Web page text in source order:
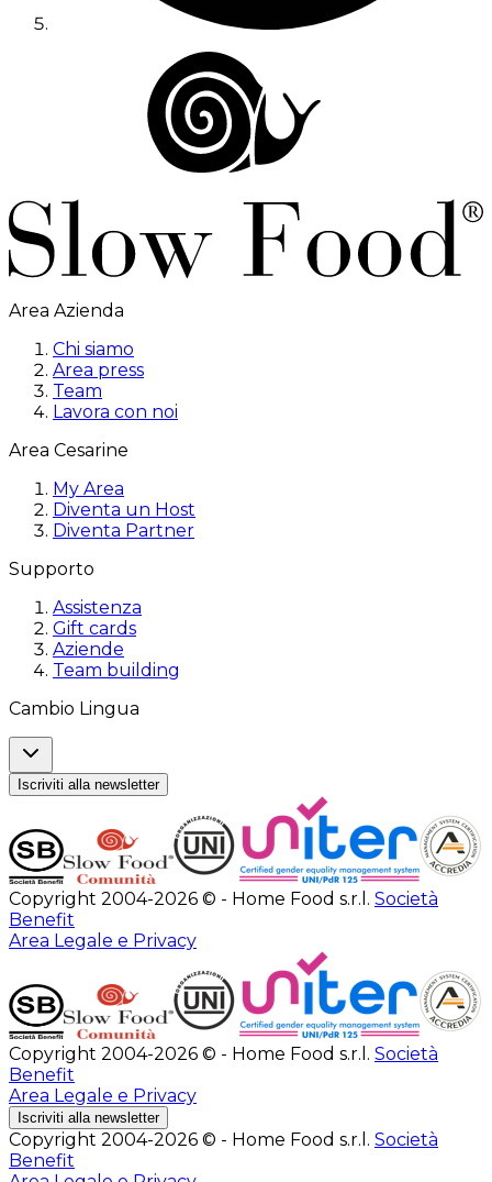
Area Azienda
Chi siamo
Area press
Team
Lavora con noi
Area Cesarine
My Area
Diventa un Host
Diventa Partner
Supporto
Assistenza
Gift cards
Aziende
Team building
Cambio Lingua
Iscriviti alla newsletter
Copyright 2004-2026 © - Home Food s.r.l. Società
Benefit
Area Legale e Privacy
Copyright 2004-2026 © - Home Food s.r.l. Società
Benefit
Area Legale e Privacy
Iscriviti alla newsletter
Copyright 2004-2026 © - Home Food s.r.l. Società
Benefit